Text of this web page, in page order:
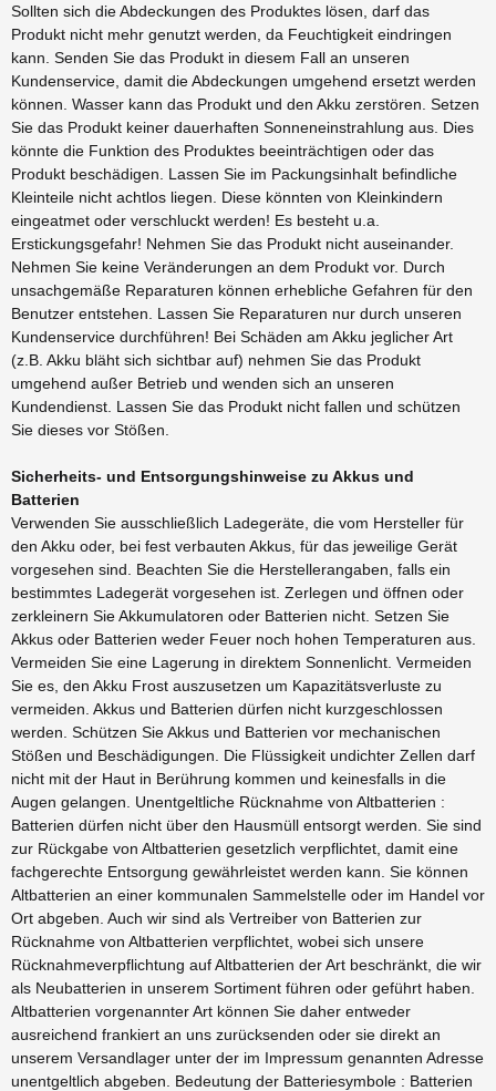
Sollten sich die Abdeckungen des Produktes lösen, darf das
Produkt nicht mehr genutzt werden, da Feuchtigkeit eindringen
kann. Senden Sie das Produkt in diesem Fall an unseren
Kundenservice, damit die Abdeckungen umgehend ersetzt werden
können. Wasser kann das Produkt und den Akku zerstören. Setzen
Sie das Produkt keiner dauerhaften Sonneneinstrahlung aus. Dies
könnte die Funktion des Produktes beeinträchtigen oder das
Produkt beschädigen. Lassen Sie im Packungsinhalt befindliche
Kleinteile nicht achtlos liegen. Diese könnten von Kleinkindern
eingeatmet oder verschluckt werden! Es besteht u.a.
Erstickungsgefahr! Nehmen Sie das Produkt nicht auseinander.
Nehmen Sie keine Veränderungen an dem Produkt vor. Durch
unsachgemäße Reparaturen können erhebliche Gefahren für den
Benutzer entstehen. Lassen Sie Reparaturen nur durch unseren
Kundenservice durchführen! Bei Schäden am Akku jeglicher Art
(z.B. Akku bläht sich sichtbar auf) nehmen Sie das Produkt
umgehend außer Betrieb und wenden sich an unseren
Kundendienst. Lassen Sie das Produkt nicht fallen und schützen
Sie dieses vor Stößen.
Sicherheits- und Entsorgungshinweise zu Akkus und
Batterien
Verwenden Sie ausschließlich Ladegeräte, die vom Hersteller für
den Akku oder, bei fest verbauten Akkus, für das jeweilige Gerät
vorgesehen sind. Beachten Sie die Herstellerangaben, falls ein
bestimmtes Ladegerät vorgesehen ist. Zerlegen und öffnen oder
zerkleinern Sie Akkumulatoren oder Batterien nicht. Setzen Sie
Akkus oder Batterien weder Feuer noch hohen Temperaturen aus.
Vermeiden Sie eine Lagerung in direktem Sonnenlicht. Vermeiden
Sie es, den Akku Frost auszusetzen um Kapazitätsverluste zu
vermeiden. Akkus und Batterien dürfen nicht kurzgeschlossen
werden. Schützen Sie Akkus und Batterien vor mechanischen
Stößen und Beschädigungen. Die Flüssigkeit undichter Zellen darf
nicht mit der Haut in Berührung kommen und keinesfalls in die
Augen gelangen. Unentgeltliche Rücknahme von Altbatterien :
Batterien dürfen nicht über den Hausmüll entsorgt werden. Sie sind
zur Rückgabe von Altbatterien gesetzlich verpflichtet, damit eine
fachgerechte Entsorgung gewährleistet werden kann. Sie können
Altbatterien an einer kommunalen Sammelstelle oder im Handel vor
Ort abgeben. Auch wir sind als Vertreiber von Batterien zur
Rücknahme von Altbatterien verpflichtet, wobei sich unsere
Rücknahmeverpflichtung auf Altbatterien der Art beschränkt, die wir
als Neubatterien in unserem Sortiment führen oder geführt haben.
Altbatterien vorgenannter Art können Sie daher entweder
ausreichend frankiert an uns zurücksenden oder sie direkt an
unserem Versandlager unter der im Impressum genannten Adresse
unentgeltlich abgeben. Bedeutung der Batteriesymbole : Batterien